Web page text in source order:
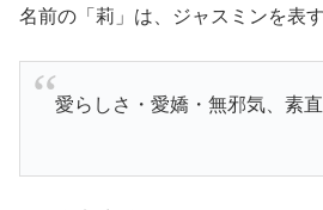
名前の「莉」は、ジャスミンを表す
愛らしさ・愛嬌・無邪気、素